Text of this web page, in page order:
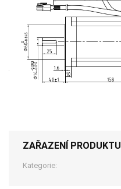
ZAŘAZENÍ PRODUKTU
Kategorie: